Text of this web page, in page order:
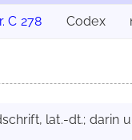
C 278 Codex
lat.-dt.; darin